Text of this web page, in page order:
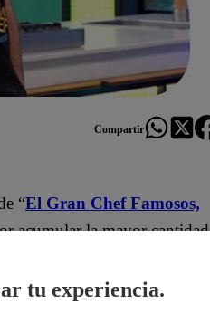
Compartir
“El Gran Chef Famosos,
acumular la mayor cantidad
la tabla quedó
tu experiencia.